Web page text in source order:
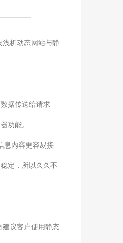
浅析动态网站与静
据传送给请求
功能。
息内容更容易接
定，所以久久不
建议客户使用静态